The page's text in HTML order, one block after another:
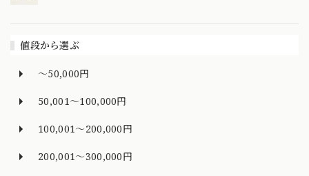
値段から選ぶ
～50,000円
50,001～100,000円
100,001～200,000円
200,001～300,000円